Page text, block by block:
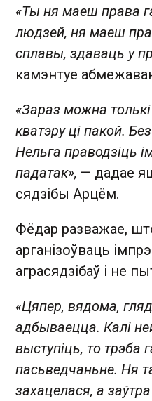
«Ты ня маеш права
людзей, ня маеш
сплавы, здаваць у
камэнтуе
«Зараз можна
кватэру ці пакой.
Нельга праводзіць
падатак», — дадае
сядзібы Арцём.
Фёдар разважае,
арганізоўваць
аграсядзібаў і не
«Цяпер, вядома,
адбываецца. Калі
выступіць, то трэба
пасьведчаньне. Ня
захацелася, а